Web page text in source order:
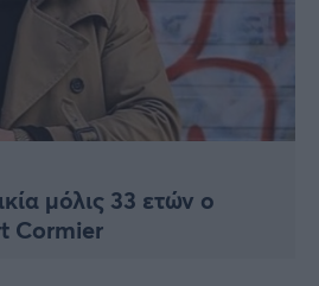
μόλις 33 ετών ο
Cormier